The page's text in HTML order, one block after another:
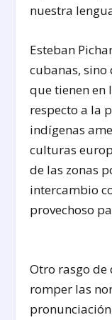
nuestra
Esteban
cubanas, sino
que tienen en
respecto a la
indígenas
culturas
de las zonas
intercambio
provechoso
Otro rasgo de
romper las